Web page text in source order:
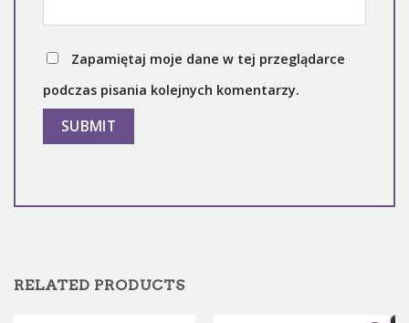
Zapamiętaj moje dane w tej przeglądarce
podczas pisania kolejnych komentarzy.
RELATED PRODUCTS